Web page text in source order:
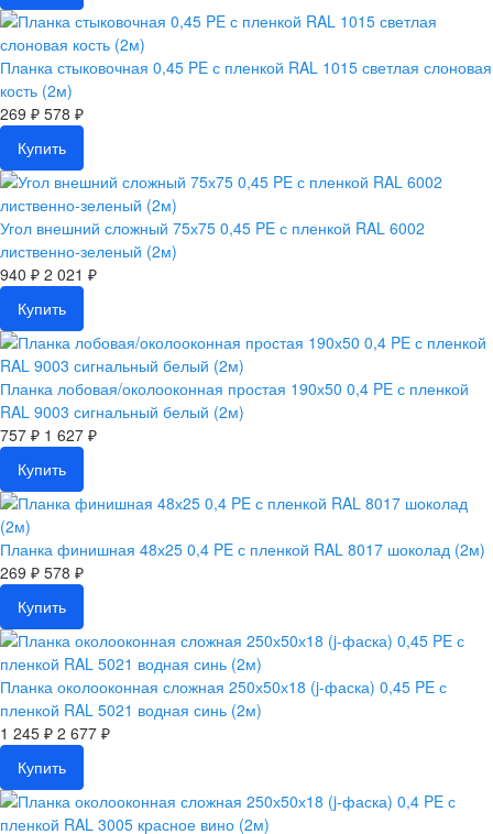
Планка стыковочная 0,45 PE с пленкой RAL 1015 светлая слоновая
кость (2м)
269 ₽ 578 ₽
Купить
Угол внешний сложный 75х75 0,45 PE с пленкой RAL 6002
лиственно-зеленый (2м)
940 ₽ 2 021 ₽
Купить
Планка лобовая/околооконная простая 190х50 0,4 PE с пленкой
RAL 9003 сигнальный белый (2м)
757 ₽ 1 627 ₽
Купить
Планка финишная 48х25 0,4 PE с пленкой RAL 8017 шоколад (2м)
269 ₽ 578 ₽
Купить
Планка околооконная сложная 250х50х18 (j-фаска) 0,45 PE с
пленкой RAL 5021 водная синь (2м)
1 245 ₽ 2 677 ₽
Купить